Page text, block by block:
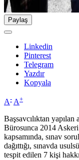
Paylaş
Linkedin
Pinterest
Telegram
Yazdır
Kopyala
A- A+
Başsavcılıktan
Bürosunca 2014 Askeri
kapsamında, sınav
dağıttığı, sınavda
tespit edilen 7 kişi